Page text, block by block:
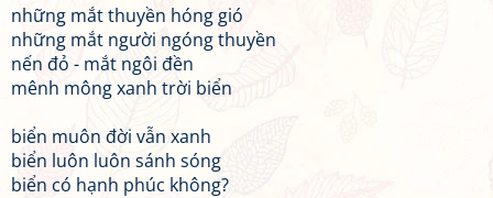
những mắt thuyền hóng gió
những mắt người ngóng thuyền
nến đỏ - mắt ngôi đền
mênh mông xanh trời biển
biển muôn đời vẫn xanh
biển luôn luôn sánh sóng
biển có hạnh phúc không?